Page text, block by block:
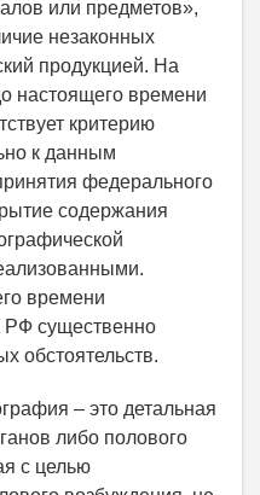
или предметов»,
незаконных
продукцией. На
настоящего времени
критерию
к данным
федерального
содержания
времени
РФ существенно
обстоятельств.
– это детальная
либо полового
с целью